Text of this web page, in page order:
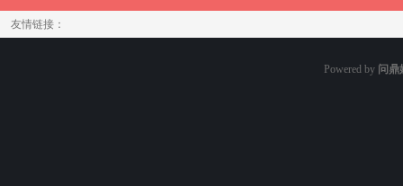
友情链接：
Powered by 问鼎